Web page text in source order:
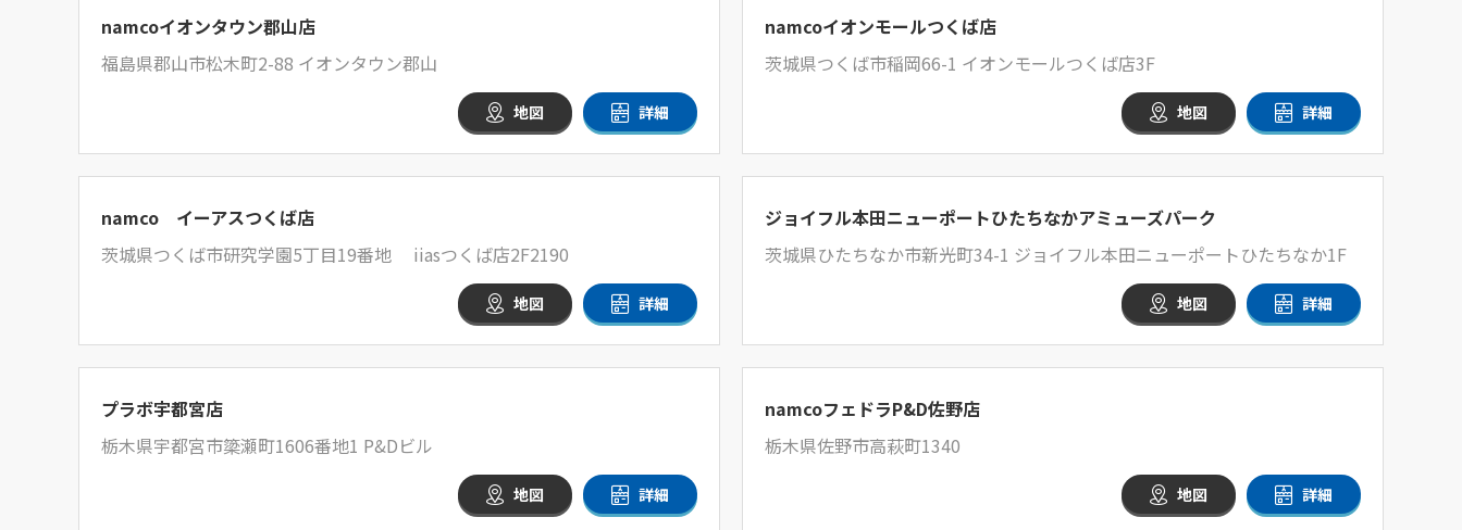
namcoイオンタウン郡山店
福島県郡山市松木町2-88 イオンタウン郡山
地図 詳細
namcoイオンモールつくば店
茨城県つくば市稲岡66-1 イオンモールつくば店3F
地図 詳細
namco イーアスつくば店
茨城県つくば市研究学園5丁目19番地 iiasつくば店2F2190
地図 詳細
ジョイフル本田ニューポートひたちなかアミューズパーク
茨城県ひたちなか市新光町34-1 ジョイフル本田ニューポートひたちなか1F
地図 詳細
プラボ宇都宮店
栃木県宇都宮市簗瀬町1606番地1 P&Dビル
地図 詳細
namcoフェドラP&D佐野店
栃木県佐野市高萩町1340
地図 詳細